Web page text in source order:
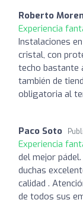
Roberto
Experiencia
Instalaciones
cristal, con
techo bastante
también de
obligatoria al
Paco Soto
Experiencia
del mejor
duchas
calidad .
de todos sus